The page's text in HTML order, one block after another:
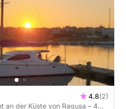
4.8(2)
an der Küste von Ragusa – 4